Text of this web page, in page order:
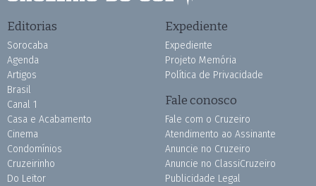
Editorias
Sorocaba
Agenda
Artigos
Brasil
Canal 1
Casa e Acabamento
Cinema
Condomínios
Cruzeirinho
Do Leitor
Expediente
Expediente
Projeto Memória
Política de Privacidade
Fale conosco
Fale com o Cruzeiro
Atendimento ao Assinante
Anuncie no Cruzeiro
Anuncie no ClassiCruzeiro
Publicidade Legal